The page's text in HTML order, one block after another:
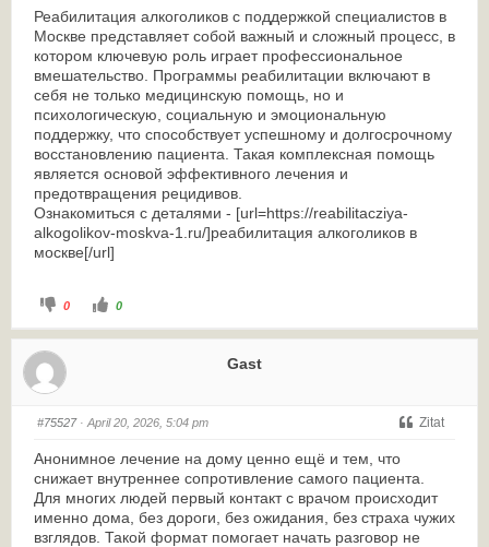
Реабилитация алкоголиков с поддержкой специалистов в
Москве представляет собой важный и сложный процесс, в
котором ключевую роль играет профессиональное
вмешательство. Программы реабилитации включают в
себя не только медицинскую помощь, но и
психологическую, социальную и эмоциональную
поддержку, что способствует успешному и долгосрочному
восстановлению пациента. Такая комплексная помощь
является основой эффективного лечения и
предотвращения рецидивов.
Ознакомиться с деталями - [url=https://reabilitacziya-
alkogolikov-moskva-1.ru/]реабилитация алкоголиков в
москве[/url]
0 0
Gast
#75527· April 20, 2026, 5:04 pm Zitat
Анонимное лечение на дому ценно ещё и тем, что
снижает внутреннее сопротивление самого пациента.
Для многих людей первый контакт с врачом происходит
именно дома, без дороги, без ожидания, без страха чужих
взглядов. Такой формат помогает начать разговор не